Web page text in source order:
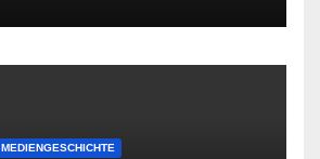
MEDIENGESCHICHTE